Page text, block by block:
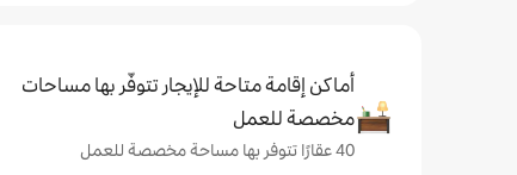
أماكن إقامة متاحة للإيجار تتوفّر بها مساحات
مخصصة للعمل
40 عقارًا تتوفر بها مساحة مخصصة للعمل